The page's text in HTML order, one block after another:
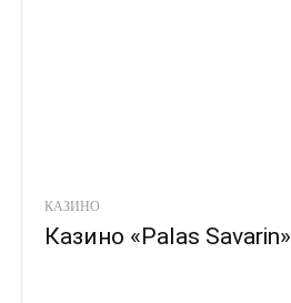
КАЗИНО
Казино «Palas Savarin»